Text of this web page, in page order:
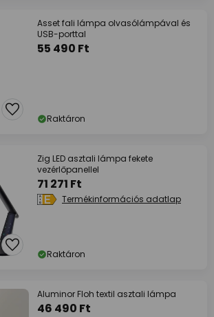
Asset fali lámpa olvasólámpával és
USB-porttal
55 490 Ft
Raktáron
Zig LED asztali lámpa fekete
vezérlőpanellel
71 271 Ft
Termékinformációs adatlap
Raktáron
Aluminor Floh textil asztali lámpa
46 490 Ft